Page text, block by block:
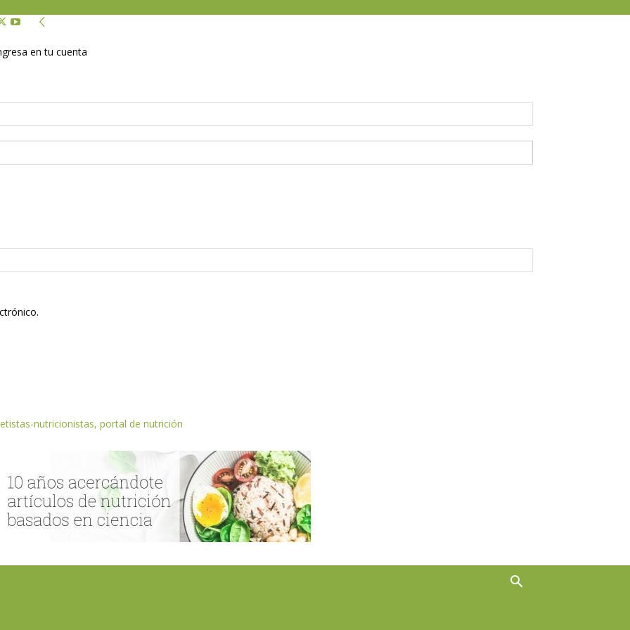
en tu cuenta
nutricionistas, portal de nutrición